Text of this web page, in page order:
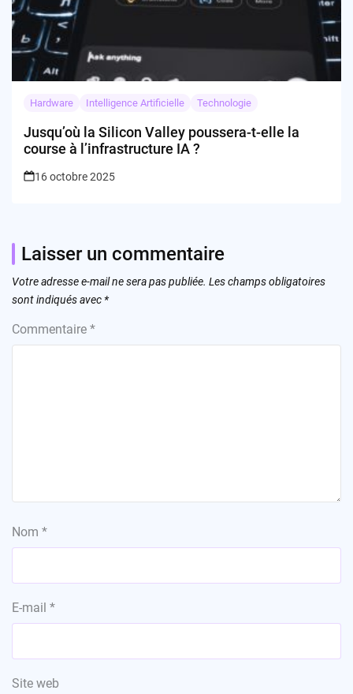
Hardware Intelligence Artificielle Technologie
Jusqu’où la Silicon Valley poussera-t-elle la
course à l’infrastructure IA ?
16 octobre 2025
Laisser un commentaire
Votre adresse e-mail ne sera pas publiée. Les champs obligatoires
sont indiqués avec *
Commentaire *
Nom *
E-mail *
Site web